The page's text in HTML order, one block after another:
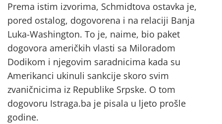
Prema istim izvorima, Schmidtova ostavka je,
pored ostalog, dogovorena i na relaciji Banja
Luka-Washington. To je, naime, bio paket
dogovora američkih vlasti sa Miloradom
Dodikom i njegovim saradnicima kada su
Amerikanci ukinuli sankcije skoro svim
zvaničnicima iz Republike Srpske. O tom
dogovoru Istraga.ba je pisala u ljeto prošle
godine.